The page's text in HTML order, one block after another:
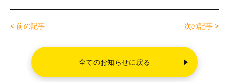
c
e
o
o
tt
ail
< 前の記事 次の記事 >
全てのお知らせに戻る